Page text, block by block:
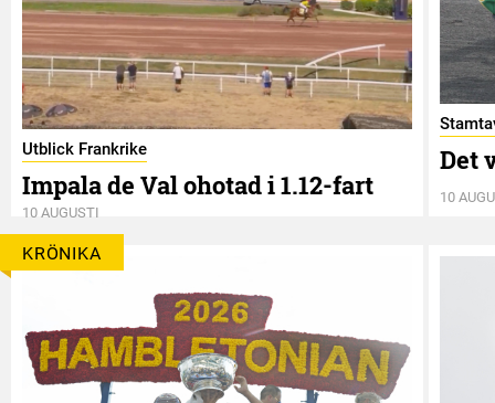
Utblick Frankrike
Impala de Val ohotad i 1.12-fart
10 AUGUSTI
Det
10
KRÖNIKA